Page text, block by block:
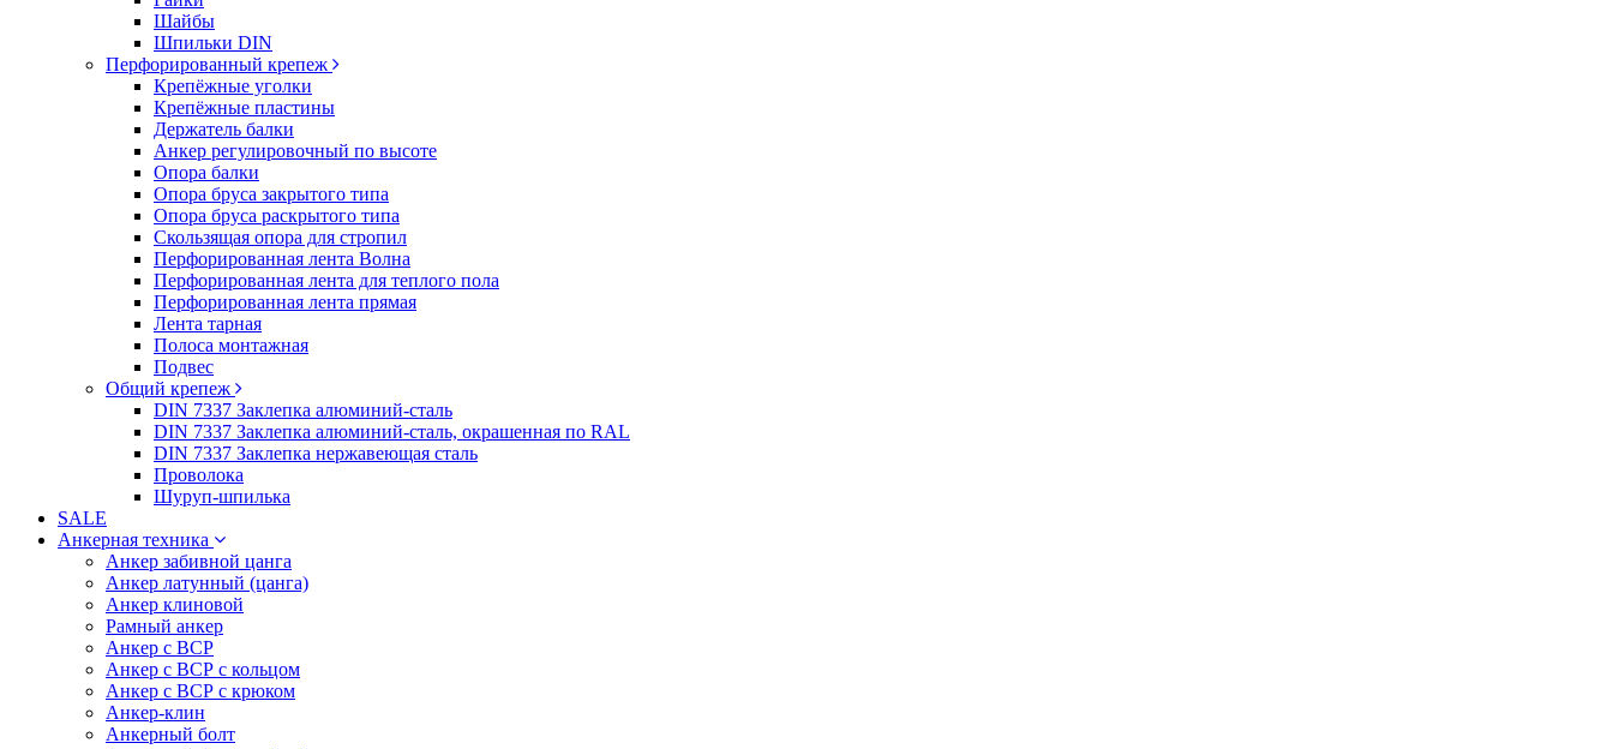
Шайбы
Шпильки DIN
Перфорированный крепеж
Крепёжные уголки
Крепёжные пластины
Держатель балки
Анкер регулировочный по высоте
Опора балки
Опора бруса закрытого типа
Опора бруса раскрытого типа
Скользящая опора для стропил
Перфорированная лента Волна
Перфорированная лента для теплого пола
Перфорированная лента прямая
Лента тарная
Полоса монтажная
Подвес
Общий крепеж
DIN 7337 Заклепка алюминий-сталь
DIN 7337 Заклепка алюминий-сталь, окрашенная по RAL
DIN 7337 Заклепка нержавеющая сталь
Проволока
Шуруп-шпилька
SALE
Анкерная техника
Анкер забивной цанга
Анкер латунный (цанга)
Анкер клиновой
Рамный анкер
Анкер с ВСР
Анкер с ВСР с кольцом
Анкер с ВСР с крюком
Анкер-клин
Анкерный болт